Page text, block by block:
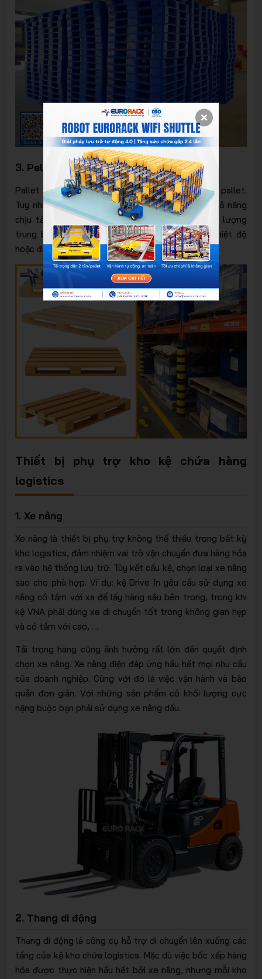
3. Pallet gỗ
Pallet gỗ có giá thành thấp nhất trong các loại pallet.
Tuy nhiên việc sử dụng cũng có nhiều hạn chế: khả năng
chịu tải thấp, chỉ chứa được các mặt hàng khối lượng
trung bình và nhẹ. Pallet dễ bị ảnh hưởng bởi nhiệt độ
hoặc độ ẩm cao.
Thiết bị phụ trợ kho kệ chứa hàng
logistics
1. Xe nâng
Xe nâng là thiết bị phụ trợ không thể thiếu trong bất kỳ
kho logistics, đảm nhiệm vai trò vận chuyển đưa hàng hóa
ra vào hệ thống lưu trữ. Tùy kết cấu kệ, chọn loại xe nâng
sao cho phù hợp. Ví dụ: kệ Drive In yêu cầu sử dụng xe
nâng có tầm với xa để lấy hàng sâu bên trong, trong khi
kệ VNA phải dùng xe di chuyển tốt trong không gian hẹp
và có tầm với cao, …
Tải trọng hàng cũng ảnh hưởng rất lớn đến quyết định
chọn xe nâng. Xe nâng điện đáp ứng hầu hết mọi nhu cầu
của doanh nghiệp. Cùng với đó là việc vận hành và bảo
quản đơn giản. Với những sản phẩm có khối lượng cực
nặng buộc bạn phải sử dụng xe nâng dầu.
2. Thang di động
Thang di động là công cụ hỗ trợ di chuyển lên xuống các
tầng của kệ kho chứa logistics. Mặc dù việc bốc xếp hàng
hóa được thực hiện hầu hết bởi xe nâng, nhưng mỗi kho